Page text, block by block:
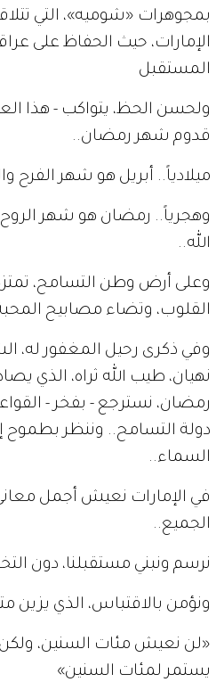
بمجوهرات «شوميه»، التي
الإمارات، حيث الحفاظ على
المستقبل
ولحسن الحظ، يتواكب - هذا
قدوم شهر رمضان..
ميلادياً.. أبريل هو شهر الفرح
وهجرياً.. رمضان هو شهر الروح
الله..
وعلى أرض وطن التسامح، تمتزج
القلوب، وتضاء مصابيح
وفي ذكرى رحيل المغفور له،
نهيان، طيب الله ثراه، الذي
رمضان، نسترجع - بفخر -
دولة التسامح.. وننظر بطموح
السماء..
في الإمارات نعيش أجمل
الجميع..
نرسم ونبني مستقبلنا، دون
ونؤمن بالاقتباس، الذي يزين
«لن نعيش مئات السنين،
يستمر لمئات السنين»